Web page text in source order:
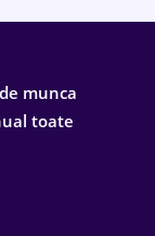
munca
toate